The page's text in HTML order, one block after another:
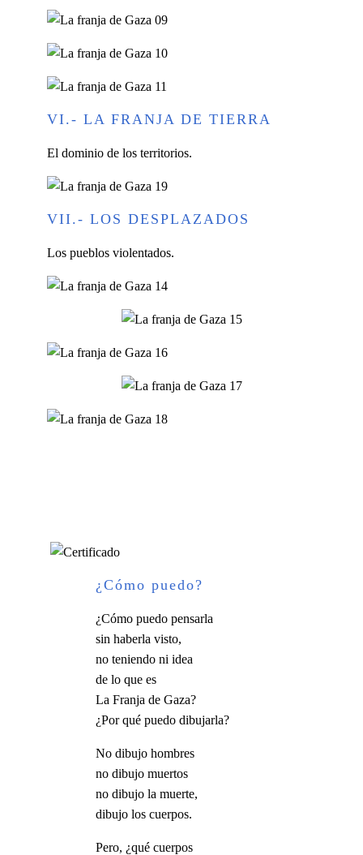
VI.- LA FRANJA DE TIERRA
El dominio de los territorios.
VII.- LOS DESPLAZADOS
Los pueblos violentados.
¿Cómo puedo?
¿Cómo puedo pensarla
sin haberla visto,
no teniendo ni idea
de lo que es
La Franja de Gaza?
¿Por qué puedo dibujarla?
No dibujo hombres
no dibujo muertos
no dibujo la muerte,
dibujo los cuerpos.
Pero, ¿qué cuerpos